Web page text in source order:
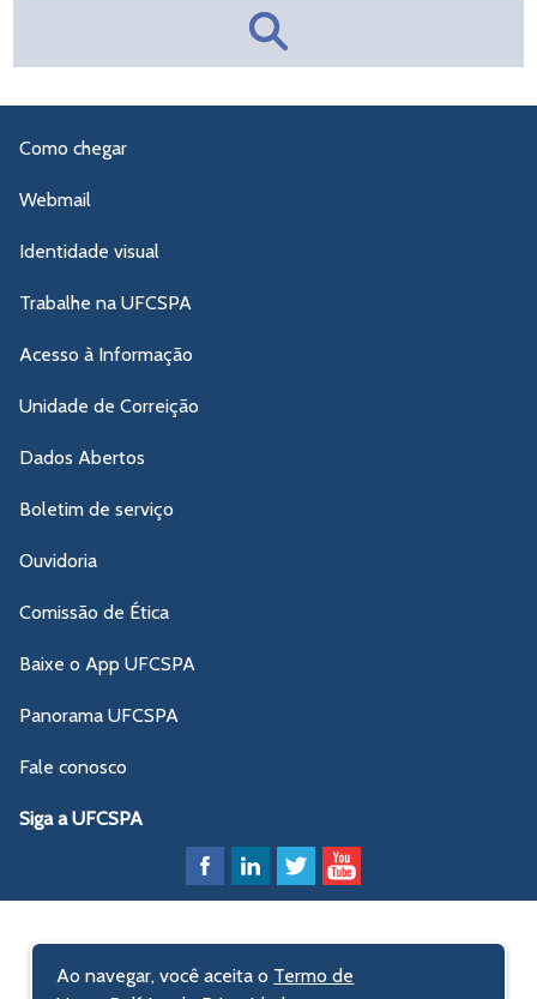
Como chegar
Webmail
Identidade visual
Trabalhe na UFCSPA
Acesso à Informação
Unidade de Correição
Dados Abertos
Boletim de serviço
Ouvidoria
Comissão de Ética
Baixe o App UFCSPA
Panorama UFCSPA
Fale conosco
Siga a UFCSPA
Ao navegar, você aceita o Termo de